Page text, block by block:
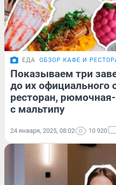
ЕДА ОБЗОР КАФЕ И
Показываем три
до их официального
ресторан,
с мальтипу
24 января, 2025, 08:02 10 920